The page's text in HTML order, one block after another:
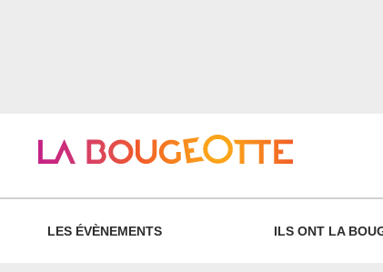
LES ÉVÈNEMENTS ILS ONT LA